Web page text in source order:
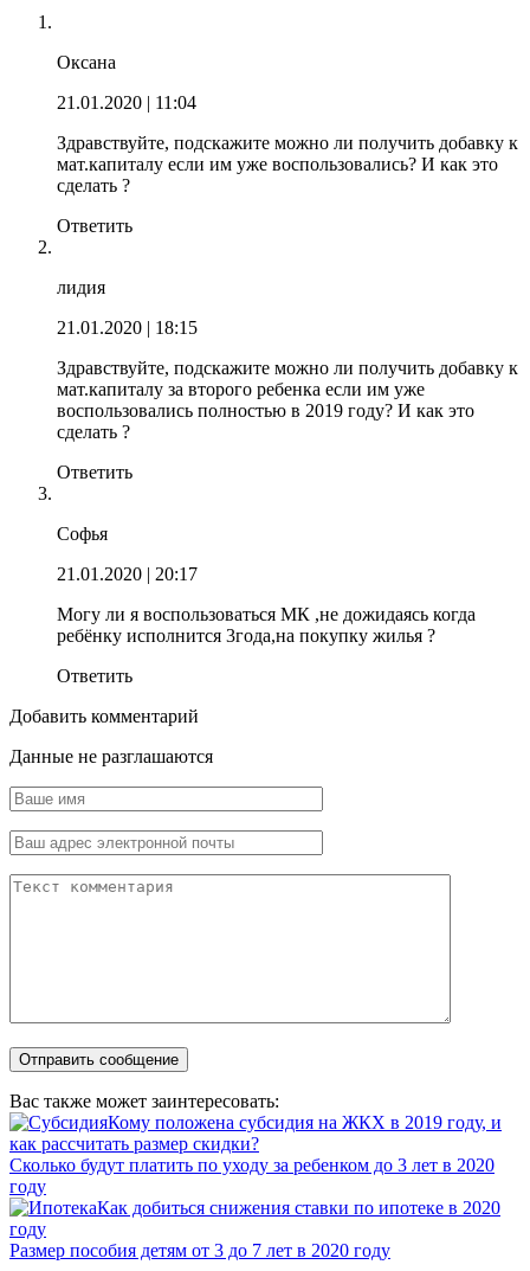
Оксана
21.01.2020 | 11:04
Здравствуйте, подскажите можно ли получить добавку к
мат.капиталу если им уже воспользовались? И как это
сделать ?
Ответить
лидия
21.01.2020 | 18:15
Здравствуйте, подскажите можно ли получить добавку к
мат.капиталу за второго ребенка если им уже
воспользовались полностью в 2019 году? И как это
сделать ?
Ответить
Софья
21.01.2020 | 20:17
Могу ли я воспользоваться МК ,не дожидаясь когда
ребёнку исполнится 3года,на покупку жилья ?
Ответить
Добавить комментарий
Данные не разглашаются
Вас также может заинтересовать:
Кому положена субсидия на ЖКХ в 2019 году, и
как рассчитать размер скидки?
Сколько будут платить по уходу за ребенком до 3 лет в 2020
году
Как добиться снижения ставки по ипотеке в 2020
году
Размер пособия детям от 3 до 7 лет в 2020 году